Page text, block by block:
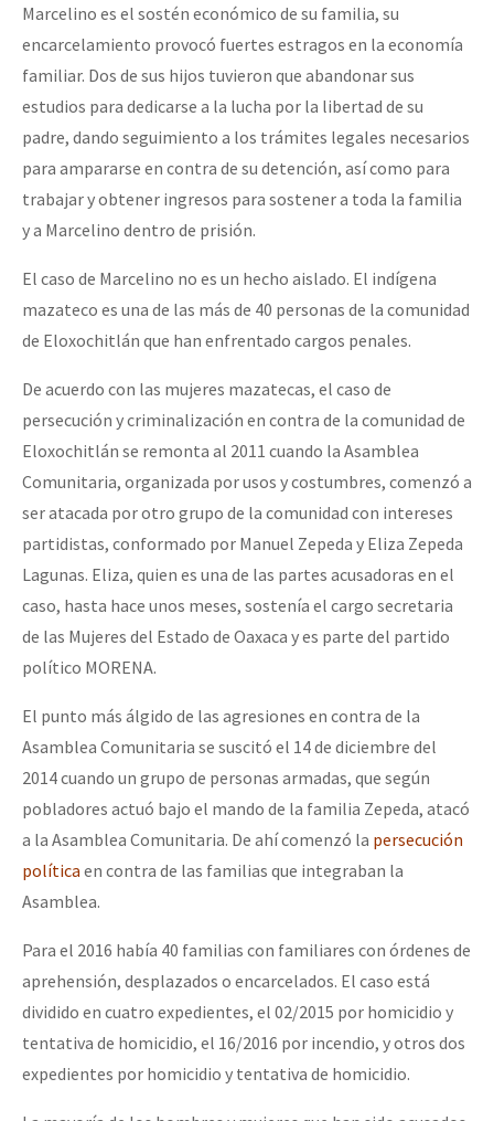
Contacto
Marcelino es el sostén económico de su familia, su
encarcelamiento provocó fuertes estragos en la economía
familiar. Dos de sus hijos tuvieron que abandonar sus
estudios para dedicarse a la lucha por la libertad de su
padre, dando seguimiento a los trámites legales necesarios
para ampararse en contra de su detención, así como para
trabajar y obtener ingresos para sostener a toda la familia
y a Marcelino dentro de prisión.
El caso de Marcelino no es un hecho aislado. El indígena
mazateco es una de las más de 40 personas de la comunidad
de Eloxochitlán que han enfrentado cargos penales.
De acuerdo con las mujeres mazatecas, el caso de
persecución y criminalización en contra de la comunidad de
Eloxochitlán se remonta al 2011 cuando la Asamblea
Comunitaria, organizada por usos y costumbres, comenzó a
ser atacada por otro grupo de la comunidad con intereses
partidistas, conformado por Manuel Zepeda y Eliza Zepeda
Lagunas. Eliza, quien es una de las partes acusadoras en el
caso, hasta hace unos meses, sostenía el cargo secretaria
de las Mujeres del Estado de Oaxaca y es parte del partido
político MORENA.
El punto más álgido de las agresiones en contra de la
Asamblea Comunitaria se suscitó el 14 de diciembre del
2014 cuando un grupo de personas armadas, que según
pobladores actuó bajo el mando de la familia Zepeda, atacó
a la Asamblea Comunitaria. De ahí comenzó la persecución
política en contra de las familias que integraban la
Asamblea.
Para el 2016 había 40 familias con familiares con órdenes de
aprehensión, desplazados o encarcelados. El caso está
dividido en cuatro expedientes, el 02/2015 por homicidio y
tentativa de homicidio, el 16/2016 por incendio, y otros dos
expedientes por homicidio y tentativa de homicidio.